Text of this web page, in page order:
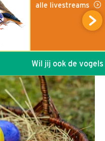
alle livestreams
Wil jij ook de vogels